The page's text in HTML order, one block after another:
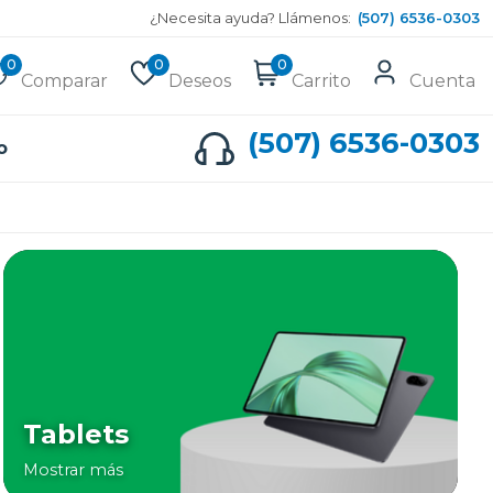
¿Necesita ayuda? Llámenos: (507) 6536-0303
0
Comparar
0
Deseos
0
Carrito Cuenta
(507) 6536-0303
Tablets
Mostrar más